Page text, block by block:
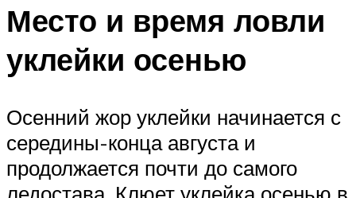
Место и время ловли
уклейки осенью
Осенний жор уклейки начинается с
середины-конца августа и
продолжается почти до самого